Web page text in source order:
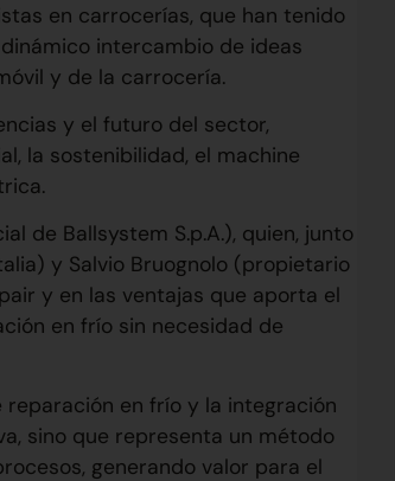
en carrocerías, que han tenido
intercambio de ideas
y de la carrocería.
y el futuro del sector,
la sostenibilidad, el machine
de Ballsystem S.p.A.), quien, junto
y Salvio Bruognolo (propietario
y en las ventajas que aporta el
en frío sin necesidad de
reparación en frío y la integración
sino que representa un método
generando valor para el